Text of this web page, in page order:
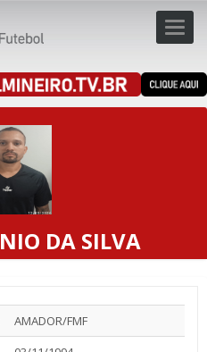
DA SILVA
AMADOR/FMF